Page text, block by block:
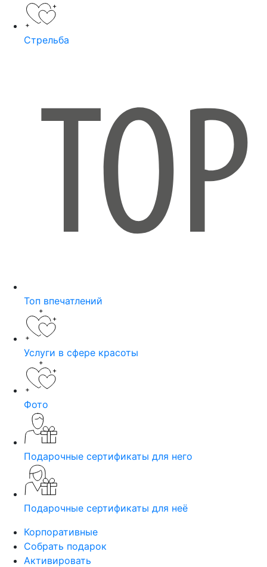
Стрельба
Топ впечатлений
Услуги в сфере красоты
Фото
Подарочные сертификаты для него
Подарочные сертификаты для неё
Корпоративные
Собрать подарок
Активировать